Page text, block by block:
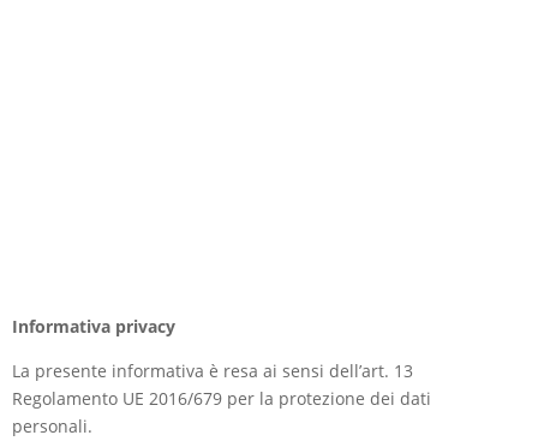
Informativa privacy
La presente informativa è resa ai sensi dell’art. 13
Regolamento UE 2016/679 per la protezione dei dati
personali.